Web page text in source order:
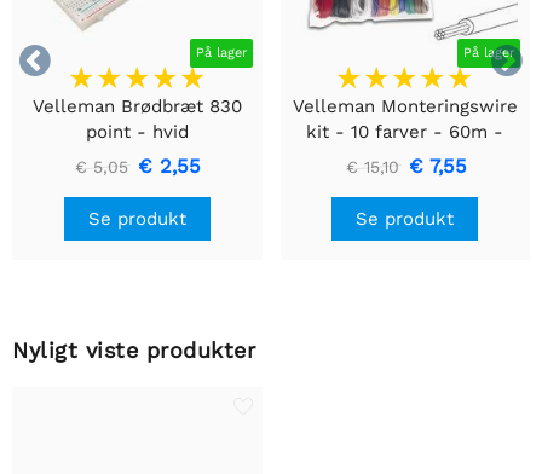

 På lager
Velleman Brødbræt 830
point - hvid
€ 5,05 € 2,55
Se produkt
På lager
Velleman Monteringswire
kit - 10 farver - 60m -
multicore
€ 15,10 € 7,55
Se produkt
Nyligt viste produkter